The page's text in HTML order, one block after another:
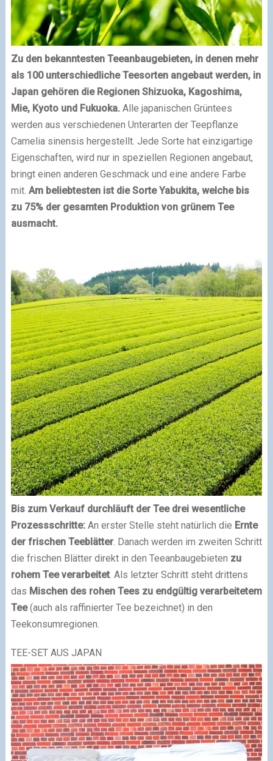
Zu den bekanntesten Teeanbaugebieten, in denen mehr
als 100 unterschiedliche Teesorten angebaut werden, in
Japan gehören die Regionen Shizuoka, Kagoshima,
Mie, Kyoto und Fukuoka.Alle japanischen Grüntees
werden aus verschiedenen Unterarten der Teepflanze
Camelia sinensis hergestellt. Jede Sorte hat einzigartige
Eigenschaften, wird nur in speziellen Regionen angebaut,
bringt einen anderen Geschmack und eine andere Farbe
mit. Am beliebtesten ist die Sorte Yabukita, welche bis
zu 75% der gesamten Produktion von grünem Tee
ausmacht.
Bis zum Verkauf durchläuft der Tee drei wesentliche
Prozessschritte: An erster Stelle steht natürlich die Ernte
der frischen Teeblätter. Danach werden im zweiten Schritt
die frischen Blätter direkt in den Teeanbaugebieten zu
rohem Tee verarbeitet. Als letzter Schritt steht drittens
das Mischen des rohen Tees zu endgültig verarbeitetem
Tee(auch als raffinierter Tee bezeichnet) in den
Teekonsumregionen.
TEE-SET AUS JAPAN